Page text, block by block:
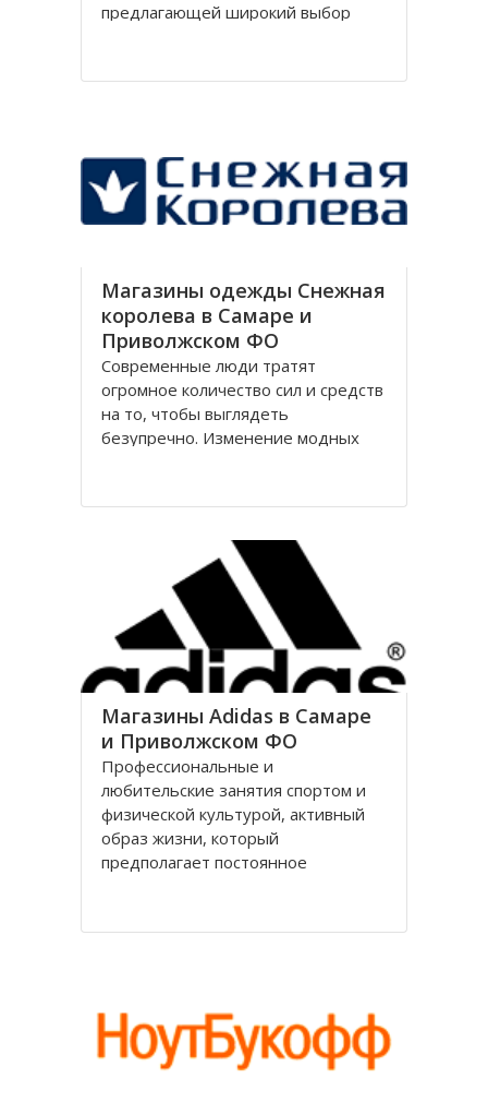
предлагающей широкий выбор
физическим лицам. Обладая
представительств, компания
присутствует в каждом регионе
нашей
Магазины одежды Снежная
королева в Самаре и
Приволжском ФО
Современные люди тратят
огромное количество сил и средств
на то, чтобы выглядеть
безупречно. Изменение модных
заставляют мужчин и женщин
Магазины Снежная королева в
Самаре предлагают большой
выбор моделей одежды
Магазины Adidas в Самаре
и Приволжском ФО
Профессиональные и
любительские занятия спортом и
физической культурой, активный
образ жизни, который
предполагает постоянное
жизни современного человека.